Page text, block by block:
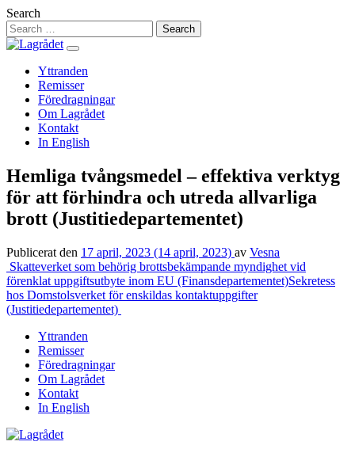
Hoppa
till
innehåll
Search
Yttranden
Remisser
Föredragningar
Om Lagrådet
Kontakt
In English
Hemliga tvångsmedel – effektiva verktyg
för att förhindra och utreda allvarliga
brott (Justitiedepartementet)
Publicerat den 17 april, 2023 (14 april, 2023) av Vesna
Inläggsnavigering
Skatteverket som behörig brottsbekämpande myndighet vid
förenklat uppgiftsutbyte inom EU (Finansdepartementet)Sekretess
hos Domstolsverket för enskildas kontaktuppgifter
(Justitiedepartementet)
Yttranden
Remisser
Föredragningar
Om Lagrådet
Kontakt
In English